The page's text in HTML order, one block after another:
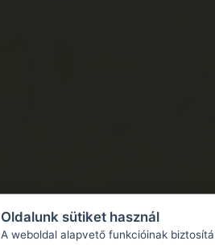
Oldalunk sütiket használ
A weboldal alapvető funkcióinak